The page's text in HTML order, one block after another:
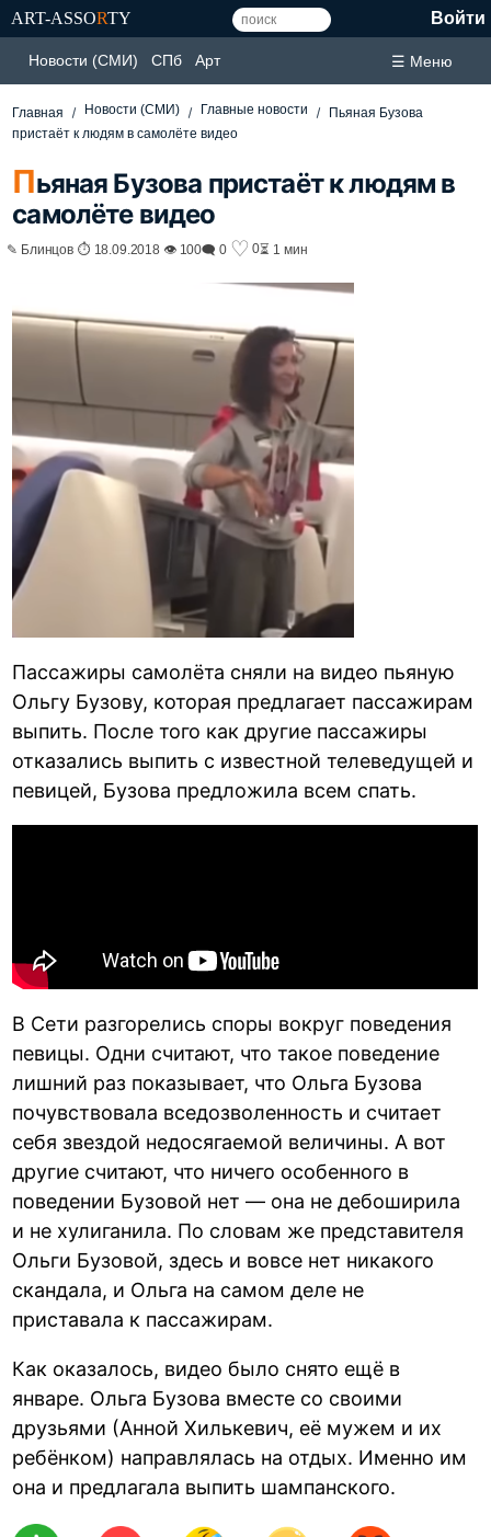
ART-ASSORTY Войти
Новости (СМИ) СПб Арт ☰ Меню
Главная Новости (СМИ) Главные новости
Пьяная Бузова
пристаёт к людям в самолёте видео
Пьяная Бузова пристаёт к людям в
самолёте видео
✎ Блинцов ⏱ 18.09.2018 👁 100🗨 0 ♡ 0⏳ 1 мин
Пассажиры самолёта сняли на видео пьяную
Ольгу Бузову, которая предлагает пассажирам
выпить. После того как другие пассажиры
отказались выпить с известной телеведущей и
певицей, Бузова предложила всем спать.
В Сети разгорелись споры вокруг поведения
певицы. Одни считают, что такое поведение
лишний раз показывает, что Ольга Бузова
почувствовала вседозволенность и считает
себя звездой недосягаемой величины. А вот
другие считают, что ничего особенного в
поведении Бузовой нет — она не дебоширила
и не хулиганила. По словам же представителя
Ольги Бузовой, здесь и вовсе нет никакого
скандала, и Ольга на самом деле не
приставала к пассажирам.
Как оказалось, видео было снято ещё в
январе. Ольга Бузова вместе со своими
друзьями (Анной Хилькевич, её мужем и их
ребёнком) направлялась на отдых. Именно им
она и предлагала выпить шампанского.